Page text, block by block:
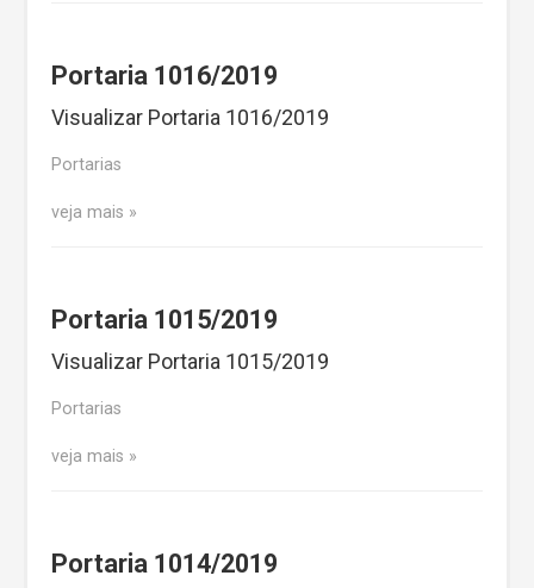
Portaria 1016/2019
Visualizar Portaria 1016/2019
Portarias
veja mais
Portaria 1015/2019
Visualizar Portaria 1015/2019
Portarias
veja mais
Portaria 1014/2019